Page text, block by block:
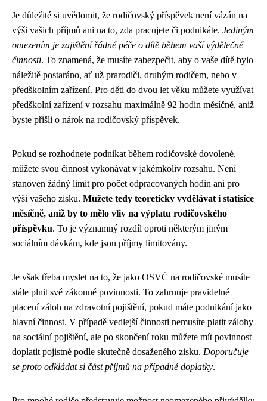
Je důležité si uvědomit, že rodičovský příspěvek není vázán na
výši vašich příjmů ani na to, zda pracujete či podnikáte. Jediným
omezením je zajištění řádné péče o dítě během vaší výdělečné
činnosti. To znamená, že musíte zabezpečit, aby o vaše dítě bylo
náležitě postaráno, ať už prarodiči, druhým rodičem, nebo v
předškolním zařízení. Pro děti do dvou let věku můžete využívat
předškolní zařízení v rozsahu maximálně 92 hodin měsíčně, aniž
byste přišli o nárok na rodičovský příspěvek.
Pokud se rozhodnete podnikat během rodičovské dovolené,
můžete svou činnost vykonávat v jakémkoliv rozsahu. Není
stanoven žádný limit pro počet odpracovaných hodin ani pro
výši vašeho zisku. Můžete tedy teoreticky vydělávat i statisíce
měsíčně, aniž by to mělo vliv na výplatu rodičovského
příspěvku. To je významný rozdíl oproti některým jiným
sociálním dávkám, kde jsou příjmy limitovány.
Je však třeba myslet na to, že jako OSVČ na rodičovské musíte
stále plnit své zákonné povinnosti. To zahrnuje pravidelné
placení záloh na zdravotní pojištění, pokud máte podnikání jako
hlavní činnost. V případě vedlejší činnosti nemusíte platit zálohy
na sociální pojištění, ale po skončení roku můžete mít povinnost
doplatit pojistné podle skutečně dosaženého zisku. Doporučuje
se proto odkládat si část příjmů na případné doplatky.